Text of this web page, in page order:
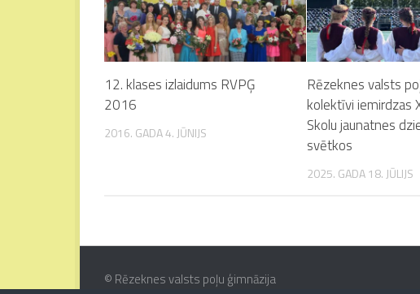
12. klases izlaidums RVPĢ
2016
2016. GADA 4. JŪNIJS
Rēzeknes valsts
kolektīvi iemirdzas
Skolu jaunatnes
svētkos
2025. GADA 18. JŪLIJS
© Rēzeknes valsts poļu ģimnāzija